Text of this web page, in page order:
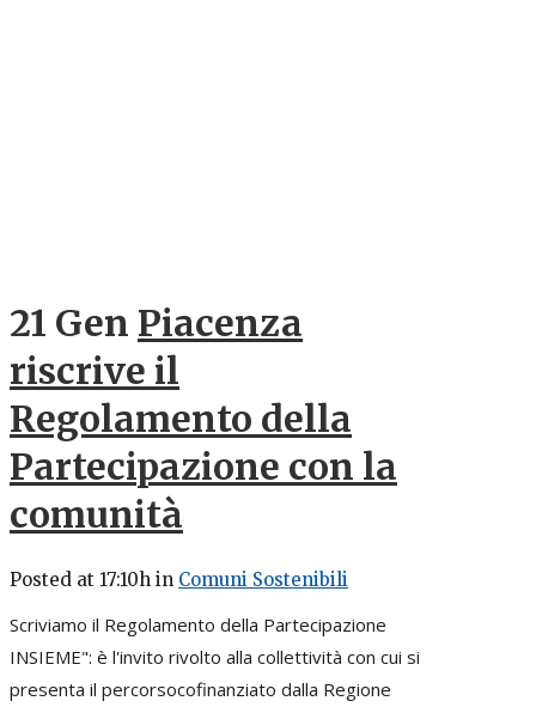
21 Gen Piacenza
riscrive il
Regolamento della
Partecipazione con la
comunità
Posted at 17:10h in Comuni Sostenibili
Scriviamo il Regolamento della Partecipazione
INSIEME": è l'invito rivolto alla collettività con cui si
presenta il percorsocofinanziato dalla Regione